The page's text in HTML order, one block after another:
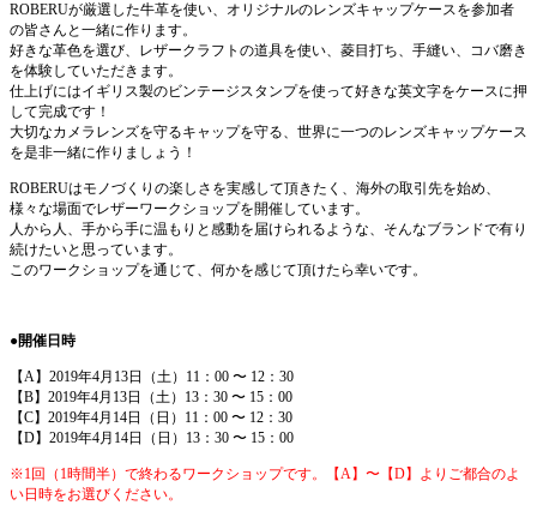
ROBERUが厳選した牛革を使い、オリジナルのレンズキャップケースを参加者
の皆さんと一緒に作ります。
好きな革色を選び、レザークラフトの道具を使い、菱目打ち、手縫い、コバ磨き
を体験していただきます。
仕上げにはイギリス製のビンテージスタンプを使って好きな英文字をケースに押
して完成です！
大切なカメラレンズを守るキャップを守る、世界に一つのレンズキャップケース
を是非一緒に作りましょう！
ROBERUはモノづくりの楽しさを実感して頂きたく、海外の取引先を始め、
様々な場面でレザーワークショップを開催しています。
人から人、手から手に温もりと感動を届けられるような、そんなブランドで有り
続けたいと思っています。
このワークショップを通じて、何かを感じて頂けたら幸いです。
●開催日時
【A】2019年4月13日（土）11：00 〜 12：30
【B】2019年4月13日（土）13：30 〜 15：00
【C】2019年4月14日（日）11：00 〜 12：30
【D】2019年4月14日（日）13：30 〜 15：00
※1回（1時間半）で終わるワークショップです。【A】〜【D】よりご都合のよ
い日時をお選びください。